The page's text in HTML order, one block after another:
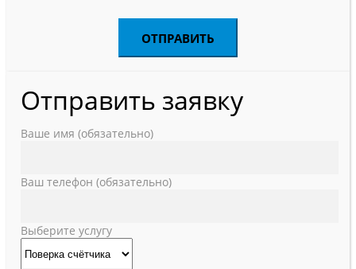
Отправить заявку
Ваше имя (обязательно)
Ваш телефон (обязательно)
Выберите услугу